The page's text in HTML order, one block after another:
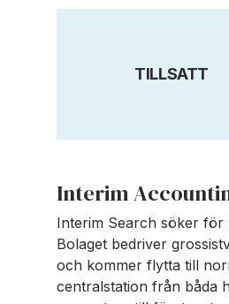
TILLSATT
Interim
Interim Search söker för
Bolaget bedriver
och kommer flytta till
centralstation från båda